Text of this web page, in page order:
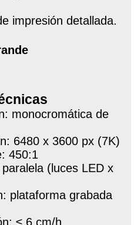
impresión detallada.
monocromática de
6480 x 3600 px (7K)
450:1
(luces LED x
plataforma grabada
≤ 6 cm/h